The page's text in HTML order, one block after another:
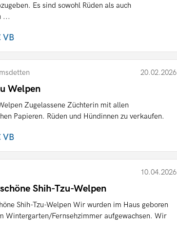
Es sind sowohl Rüden als auch
...
VB
20.02.2026
Welpen
Zugelassene Züchterin mit allen
Papieren. Rüden und Hündinnen zu verkaufen.
VB
10.04.2026
Shih-Tzu-Welpen
Shih-Tzu-Welpen Wir wurden im Haus geboren
Wintergarten/Fernsehzimmer aufgewachsen. Wir